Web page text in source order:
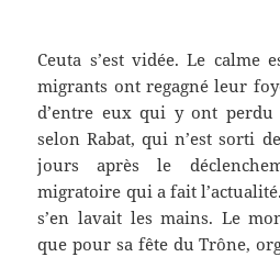
Ceuta s’est vidée. Le calme
migrants ont regagné leur
d’entre eux qui y ont
selon Rabat, qui n’est sorti
jours après le
migratoire qui a fait
s’en lavait les mains. Le
que pour sa fête du Trône,